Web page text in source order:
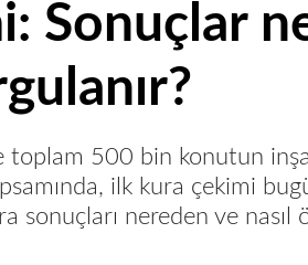
Sonuçlar
toplam 500 bin konutun
ilk kura çekimi
sonuçları nereden ve nasıl